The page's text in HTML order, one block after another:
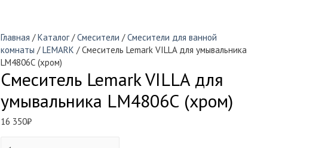
Главная /Каталог/Смесители /Смесители для ванной
комнаты /LEMARK / Смеситель Lemark VILLA для умывальника
LM4806С (хром)
Смеситель Lemark VILLA для
умывальника LM4806С (хром)
16 350₽